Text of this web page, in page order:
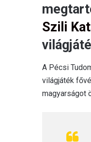
Szili
A Pécsi
világjáték
magyarságot